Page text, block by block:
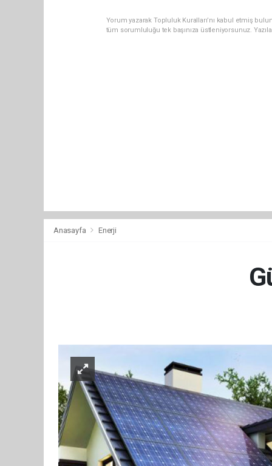
Yorum yazarak Topluluk Kuralları’nı kabul etmiş
tüm sorumluluğu tek başınıza üstleniyorsunuz.
Anasayfa Enerji